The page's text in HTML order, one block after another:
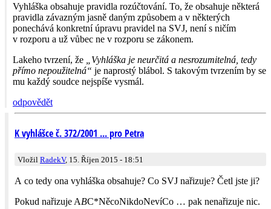
Vyhláška obsahuje pravidla rozúčtování. To, že obsahuje některá
pravidla závazným jasně daným způsobem a v některých
ponechává konkretní úpravu pravidel na SVJ, není s ničím
v rozporu a už vůbec ne v rozporu se zákonem.
Lakeho tvrzení, že
„Vyhláška je neurčitá a nesrozumitelná, tedy
přímo nepoužitelná“ je naprostý blábol. S takovým tvrzením by se
mu každý soudce nejspíše vysmál.
odpovědět
K vyhlášce č. 372/2001 ... pro Petra
Vložil RadekV, 15. Říjen 2015 - 18:51
A co tedy ona vyhláška obsahuje? Co SVJ nařizuje? Četl jste ji?
Pokud nařizuje ABC*NěcoNikdo­NevíCo … pak nenařizuje nic.